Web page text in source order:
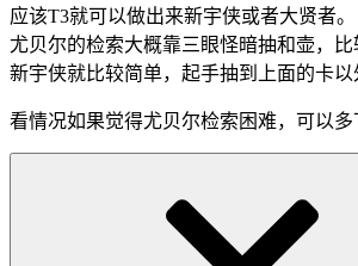
应该T3就可以做出来新宇侠或者大贤者。
尤贝尔的检索大概靠三眼怪暗抽和壶，比
新宇侠就比较简单，起手抽到上面的卡
看情况如果觉得尤贝尔检索困难，可以多